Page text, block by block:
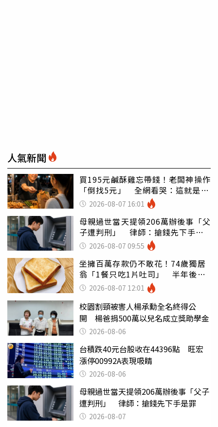
人氣新聞
買195元鹹酥雞忘帶錢！老闆神操作
「倒找5元」 全網看哭：這就是台
灣 2026-08-07 16:01
母親過世當天提領206萬辦後事「父
子遭判刑」 律師：搶錢先下手是
罪 2026-08-07 09:55
坐擁百萬存款仍不敢花！74歲獨居
翁「1餐只吃1片吐司」 半年後暴
瘦嚇壞女兒
2026-08-07 12:01
校園割頸被害人楊承勳全名終得公
開 楊爸捐500萬以兒名成立獎助學金
2026-08-06
台積跌40元台股收在44396點 旺宏
漲停00992A表現吸睛
2026-08-06
母親過世當天提領206萬辦後事「父子
遭判刑」 律師：搶錢先下手是罪
2026-08-07